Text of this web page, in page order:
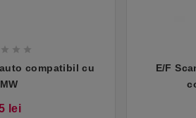
  
auto compatibil cu
lei
E/F